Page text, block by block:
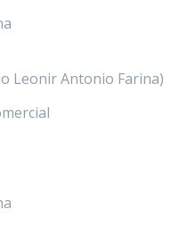
Leonir Antonio Farina)